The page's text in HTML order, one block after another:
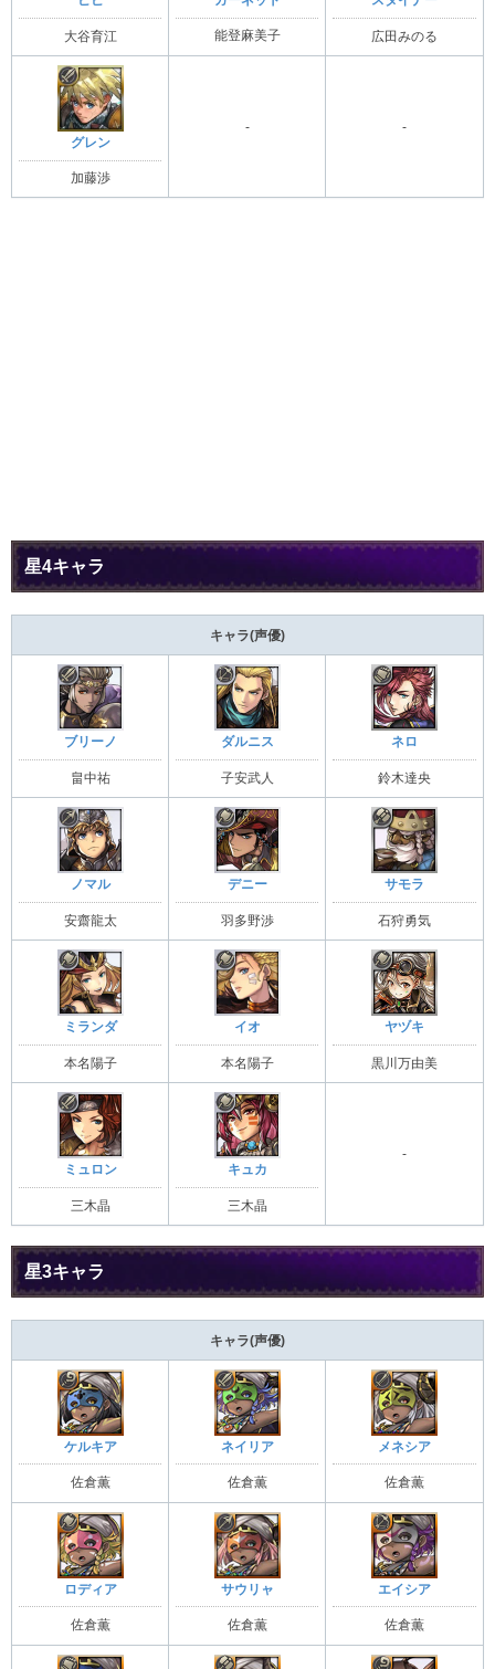
大谷育江 能登麻美子 広田みのる
グレン
加藤渉
- -
星4キャラ
キャラ(声優)
ブリーノ
畠中祐
ダルニス
子安武人
ネロ
鈴木達央
ノマル
安齋龍太
デニー
羽多野渉
サモラ
石狩勇気
ミランダ
本名陽子
イオ
本名陽子
ヤヅキ
黒川万由美
ミュロン
三木晶
キュカ
三木晶
-
星3キャラ
キャラ(声優)
ケルキア
佐倉薫
ネイリア
佐倉薫
メネシア
佐倉薫
ロディア
佐倉薫
サウリャ
佐倉薫
エイシア
佐倉薫